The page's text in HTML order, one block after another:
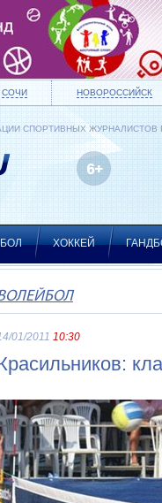
СОЧИ НОВОРОССИЙСК
СПОРТИВНЫХ ЖУРНАЛИСТОВ
ХОККЕЙ
01/2011 10:30